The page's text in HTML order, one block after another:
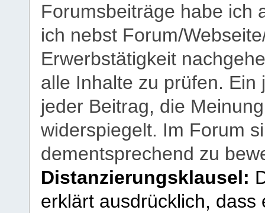
Forumsbeiträge habe ich
ich nebst Forum/
Erwerbstätigkeit
alle Inhalte zu prüfen.
jeder Beitrag, die
widerspiegelt. Im Forum
dementsprechend zu
Distanzierungsklausel:
erklärt ausdrücklich,